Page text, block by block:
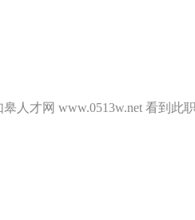
人才网 www.0513w.net 看到